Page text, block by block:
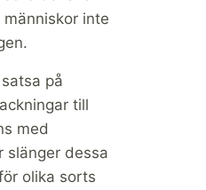
inte
på
till
med
slänger dessa
olika sorts